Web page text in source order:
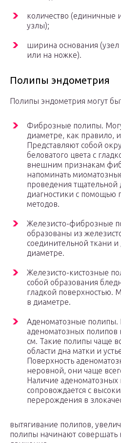
количество (единичные
узлы);
ширина основания
или на ножке).
Полипы эндометрия
Полипы эндометрия могут
Фиброзные полипы.
диаметре, как правило,
Представляют собой
беловатого цвета с
внешним признакам
напоминать
проведения
диагностики с помощью
методов.
Железисто-фиброзные
образованы из
соединительной ткани и
диаметре.
Железисто-кистозные
собой образования
гладкой поверхностью.
в диаметре.
Аденоматозные полипы.
аденоматозных полипов
см. Такие полипы чаще
области дна матки и
Поверхность
неровной, они чаще
Наличие аденоматозных
сопровождается с
перерождения в
вытягивание полипов,
полипы начинают совершать